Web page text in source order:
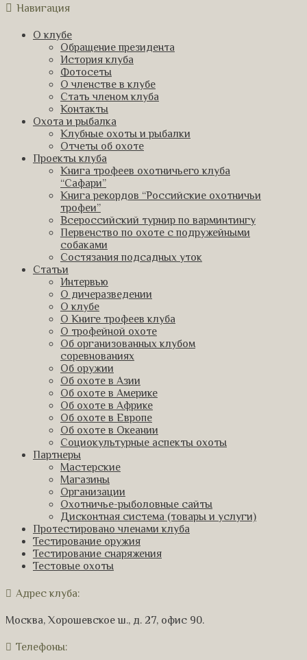
Навигация
О клубе
Обращение президента
История клуба
Фотосеты
О членстве в клубе
Стать членом клуба
Контакты
Охота и рыбалка
Клубные охоты и рыбалки
Отчеты об охоте
Проекты клуба
Книга трофеев охотничьего клуба
“Сафари”
Книга рекордов “Российские охотничьи
трофеи”
Всероссийский турнир по варминтингу
Первенство по охоте с подружейными
собаками
Состязания подсадных уток
Статьи
Интервью
О дичеразведении
О клубе
О Книге трофеев клуба
О трофейной охоте
Об организованных клубом
соревнованиях
Об оружии
Об охоте в Азии
Об охоте в Америке
Об охоте в Африке
Об охоте в Европе
Об охоте в Океании
Социокультурные аспекты охоты
Партнеры
Мастерские
Магазины
Организации
Охотничье-рыболовные сайты
Дисконтная система (товары и услуги)
Протестировано членами клуба
Тестирование оружия
Тестирование снаряжения
Тестовые охоты
Адрес клуба:
Москва, Хорошевское ш., д. 27, офис 90.
Телефоны: